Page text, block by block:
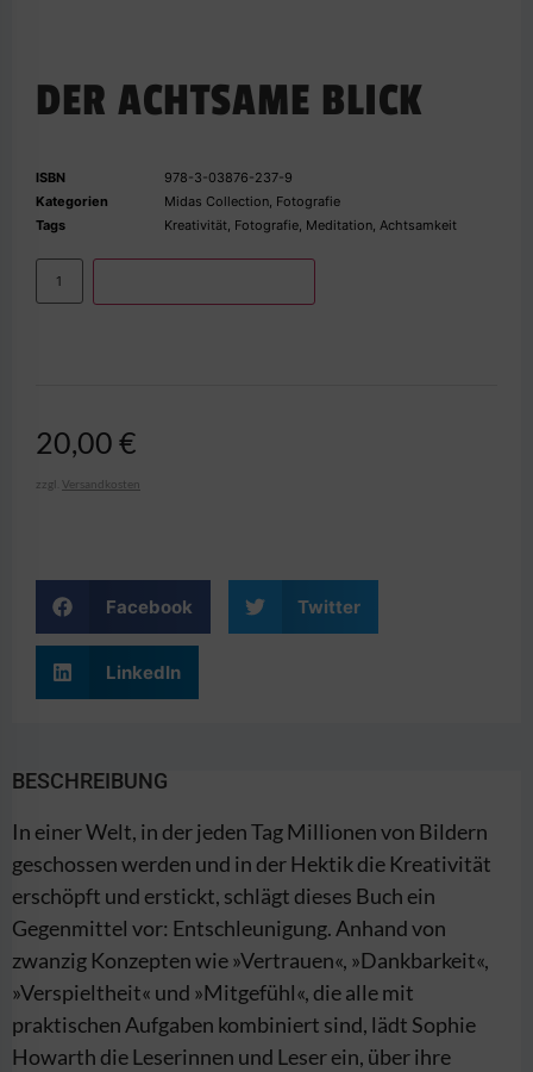
DER ACHTSAME BLICK
ISBN
978-3-03876-237-9
Kategorien
Midas Collection, Fotografie
Tags
Kreativität, Fotografie, Meditation, Achtsamkeit
20,00 €
zzgl. Versandkosten
Facebook Twitter
LinkedIn
BESCHREIBUNG
In einer Welt, in der jeden Tag Millionen von Bildern
geschossen werden und in der Hektik die Kreativität
erschöpft und erstickt, schlägt dieses Buch ein
Gegenmittel vor: Entschleunigung. Anhand von
zwanzig Konzepten wie »Vertrauen«, »Dankbarkeit«,
»Verspieltheit« und »Mitgefühl«, die alle mit
praktischen Aufgaben kombiniert sind, lädt Sophie
Howarth die Leserinnen und Leser ein, über ihre